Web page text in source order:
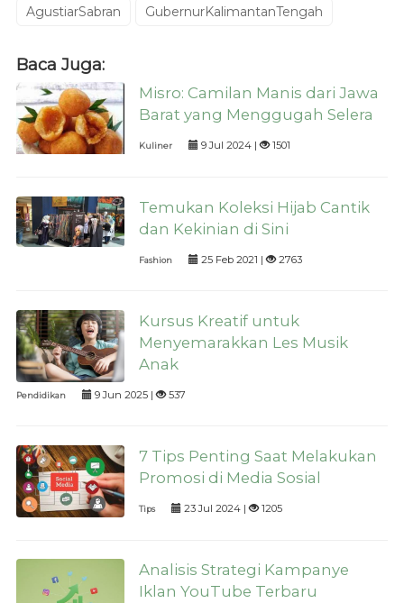
AgustiarSabran GubernurKalimantanTengah
Baca Juga:
Misro: Camilan Manis dari Jawa
Barat yang Menggugah Selera
Kuliner 9 Jul 2024 | 1501
Temukan Koleksi Hijab Cantik
dan Kekinian di Sini
Fashion 25 Feb 2021 | 2763
Kursus Kreatif untuk
Menyemarakkan Les Musik
Anak
Pendidikan 9 Jun 2025 | 537
7 Tips Penting Saat Melakukan
Promosi di Media Sosial
Tips 23 Jul 2024 | 1205
Analisis Strategi Kampanye
Iklan YouTube Terbaru